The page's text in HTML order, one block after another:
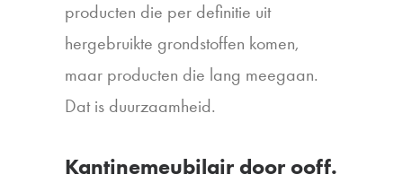
producten die per definitie uit
hergebruikte grondstoffen komen,
maar producten die lang meegaan.
Dat is duurzaamheid.
Kantinemeubilair door ooff.